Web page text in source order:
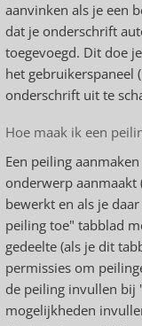
aanvinken als je een
dat je onderschrift
toegevoegd. Dit doe
het gebruikerspaneel
onderschrift uit te
Hoe maak ik een
Een peiling
onderwerp
bewerkt en als je
peiling toe" tabblad
gedeelte (als je dit
permissies om
de peiling invullen bij
mogelijkheden